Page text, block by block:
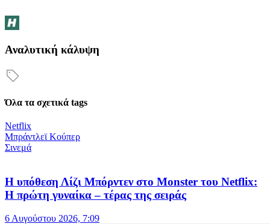
Αναλυτική κάλυψη
Όλα τα σχετικά tags
Netflix
Μπράντλεϊ Κούπερ
Σινεμά
Η υπόθεση Λίζι Μπόρντεν στο Monster του Netflix:
Η πρώτη γυναίκα – τέρας της σειράς
6 Αυγούστου 2026, 7:09